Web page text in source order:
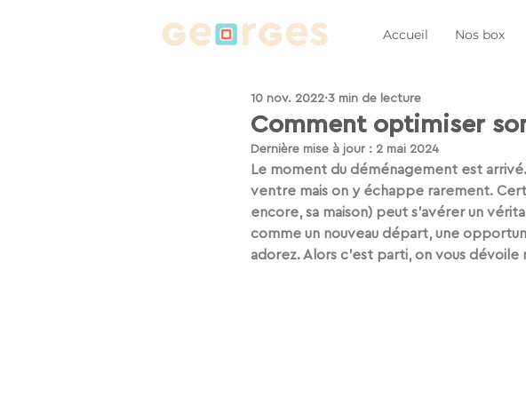
Accueil Nos box
Comment optimiser
10 nov. 2022 3 min de lecture
Dernière mise à jour : 2 mai 2024
Le moment du déménagement est
ventre mais on y échappe rarement.
encore, sa maison) peut s’avérer un
comme un nouveau départ, une
adorez. Alors c’est parti, on vous dévoile